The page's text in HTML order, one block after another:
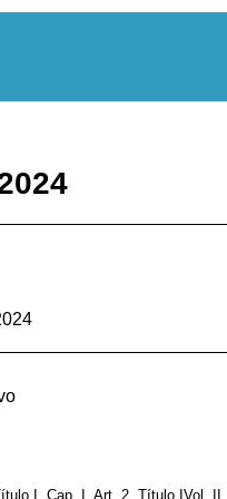
I, Cap. I, Art. 2, Título IVol.